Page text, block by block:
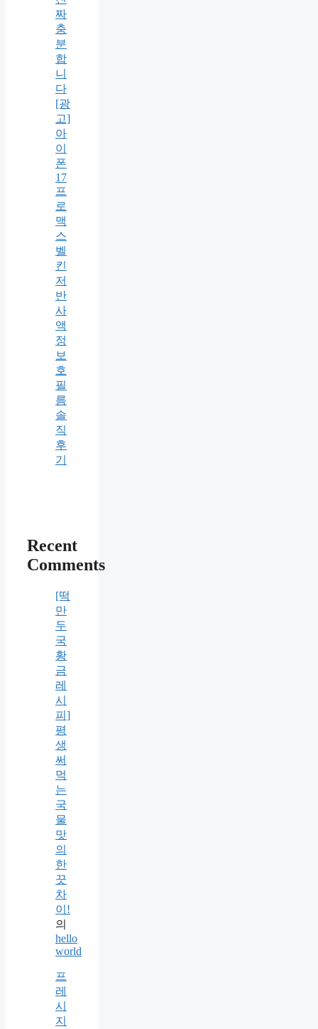
짜
충
분
합
니
다
[광
고]
아
이
폰
17
프
로
맥
스
벨
킨
저
반
사
액
정
보
호
필
름
솔
직
후
기
Recent
Comments
[떡
만
두
국
황
금
레
시
피]
평
생
써
먹
는
국
물
맛
의
한
끗
차
이!
의
hello
world
프
레
시
지